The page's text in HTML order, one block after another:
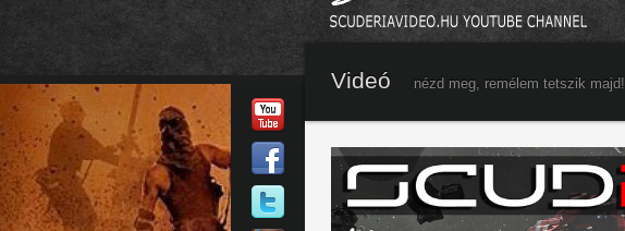
Videó nézd meg, remélem tetszik majd!